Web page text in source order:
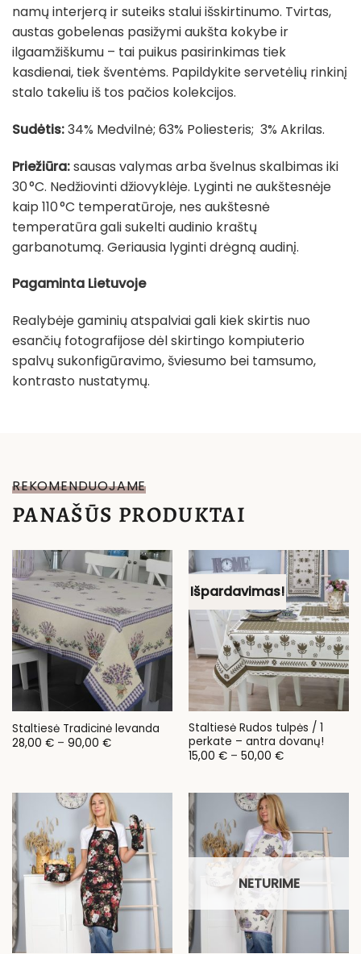
namų interjerą ir suteiks stalui išskirtinumo. Tvirtas,
austas gobelenas pasižymi aukšta kokybe ir
ilgaamžiškumu – tai puikus pasirinkimas tiek
kasdienai, tiek šventėms. Papildykite servetėlių rinkinį
stalo takeliu iš tos pačios kolekcijos.
Sudėtis:34% Medvilnė; 63% Poliesteris; 3% Akrilas.
Priežiūra:sausas valymas arba švelnus skalbimas iki
30 °C. Nedžiovinti džiovyklėje. Lyginti ne aukštesnėje
kaip 110 °C temperatūroje, nes aukštesnė
temperatūra gali sukelti audinio kraštų
garbanotumą. Geriausia lyginti drėgną audinį.
Pagaminta Lietuvoje
Realybėje gaminių atspalviai gali kiek skirtis nuo
esančių fotografijose dėl skirtingo kompiuterio
spalvų sukonfigūravimo, šviesumo bei tamsumo,
kontrasto nustatymų.
REKOMENDUOJAME
PANAŠŪS PRODUKTAI
Staltiesė Tradicinė levanda
28,00 € – 90,00 €Price
Išpardavimas!
Staltiesė Rudos tulpės / 1
perkate – antra dovanų!
15,00 € – 50,00 €Price
50,00 €
NETURIME